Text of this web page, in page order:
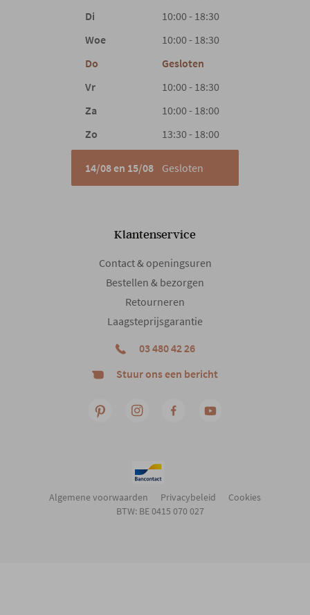
Di
10:00 - 18:30
Woe
10:00 - 18:30
Do
Gesloten
Vr
10:00 - 18:30
Za
10:00 - 18:00
Zo
13:30 - 18:00
14/08 en 15/08 Gesloten
Klantenservice
Contact & openingsuren
Bestellen & bezorgen
Retourneren
Laagsteprijsgarantie
03 480 42 26
Stuur ons een bericht
Algemene voorwaarden Privacybeleid
Cookies
BTW: BE 0415 070 027